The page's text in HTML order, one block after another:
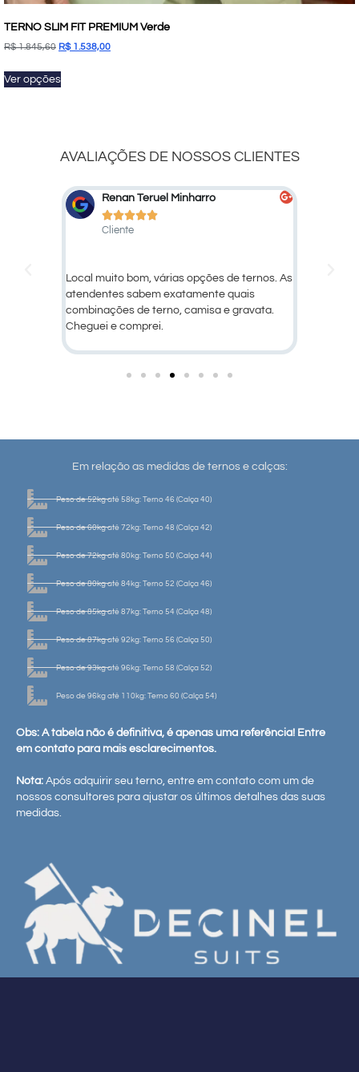
TERNO SLIM FIT PREMIUM Verde
R$1.845,60 R$1.538,00
Ver opções
AVALIAÇÕES DE NOSSOS CLIENTES
Renan Teruel Minharro
 
Cliente
Local muito bom, várias opções de ternos. As
atendentes sabem exatamente quais
combinações de terno, camisa e gravata.
Cheguei e comprei.
Ótimo
Em relação as medidas de ternos e calças:
Peso de 52kg até 58kg: Terno 46 (Calça 40)
Peso de 60kg até 72kg: Terno 48 (Calça 42)
Peso de 72kg até 80kg: Terno 50 (Calça 44)
Peso de 80kg até 84kg: Terno 52 (Calça 46)
Peso de 85kg até 87kg: Terno 54 (Calça 48)
Peso de 87kg até 92kg: Terno 56 (Calça 50)
Peso de 93kg até 96kg: Terno 58 (Calça 52)
Peso de 96kg até 110kg: Terno 60 (Calça 54)
Obs: A tabela não é definitiva, é apenas uma referência! Entre
em contato para mais esclarecimentos.
Nota: Após adquirir seu terno, entre em contato com um de
nossos consultores para ajustar os últimos detalhes das suas
medidas.